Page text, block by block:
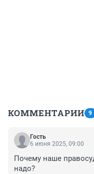
КОММЕНТАРИИ 9
Гость
6 июня 2025, 09:00
Почему наше
надо?